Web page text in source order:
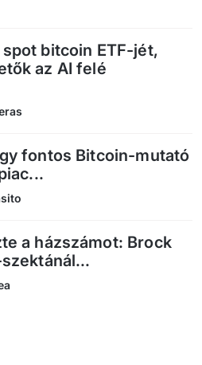
bitcoin ETF-jét,
az AI felé
fontos Bitcoin-mutató
a házszámot: Brock